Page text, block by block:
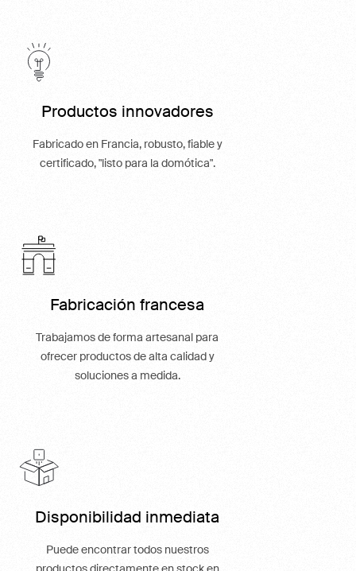
Productos innovadores
Fabricado en Francia, robusto, fiable y
certificado, "listo para la domótica".
Fabricación francesa
Trabajamos de forma artesanal para
ofrecer productos de alta calidad y
soluciones a medida.
Disponibilidad inmediata
Puede encontrar todos nuestros